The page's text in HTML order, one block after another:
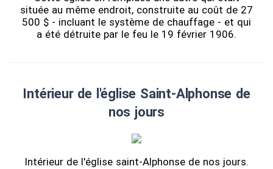
située au même endroit, construite au coût de 27
500 $ - incluant le système de chauffage - et qui
a été détruite par le feu le 19 février 1906.
Intérieur de l'église Saint-Alphonse de
nos jours
Intérieur de l'église saint-Alphonse de nos jours.